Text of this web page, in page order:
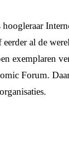
al de
exemplaren
Forum.